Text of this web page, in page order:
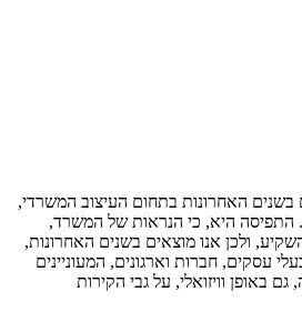
בשנים האחרונות בתחום העיצוב המשרדי,
התפיסה היא, כי הנראות של המשרד,
ולכן אנו מוצאים בשנים האחרונות,
עסקים, חברות וארגונים, המעוניינים